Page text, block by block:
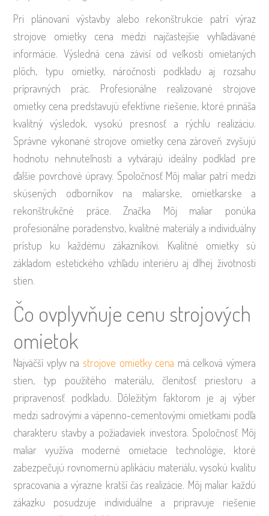
Pri plánovaní výstavby alebo rekonštrukcie patrí výraz
strojove omietky cena medzi najčastejšie vyhľadávané
informácie. Výsledná cena závisí od veľkosti omietaných
plôch, typu omietky, náročnosti podkladu aj rozsahu
prípravných prác. Profesionálne realizované strojove
omietky cena predstavujú efektívne riešenie, ktoré prináša
kvalitný výsledok, vysokú presnosť a rýchlu realizáciu.
Správne vykonané strojove omietky cena zároveň zvyšujú
hodnotu nehnuteľnosti a vytvárajú ideálny podklad pre
ďalšie povrchové úpravy. Spoločnosť Môj maliar patrí medzi
skúsených odborníkov na maliarske, omietkarske a
rekonštrukčné práce. Značka Môj maliar ponúka
profesionálne poradenstvo, kvalitné materiály a individuálny
prístup ku každému zákazníkovi. Kvalitné omietky sú
základom estetického vzhľadu interiéru aj dlhej životnosti
stien.
Čo ovplyvňuje cenu strojových
omietok
Najväčší vplyv na strojove omietky cena má celková výmera
stien, typ použitého materiálu, členitosť priestoru a
pripravenosť podkladu. Dôležitým faktorom je aj výber
medzi sadrovými a vápenno-cementovými omietkami podľa
charakteru stavby a požiadaviek investora. Spoločnosť Môj
maliar využíva moderné omietacie technológie, ktoré
zabezpečujú rovnomernú aplikáciu materiálu, vysokú kvalitu
spracovania a výrazne kratší čas realizácie. Môj maliar každú
zákazku posudzuje individuálne a pripravuje riešenie